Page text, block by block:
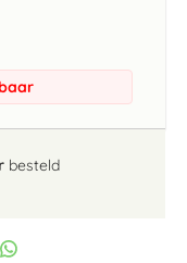
besteld